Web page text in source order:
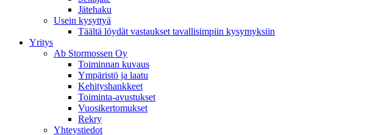
Jätehaku
Usein kysyttyä
Täältä löydät vastaukset tavallisimpiin kysymyksiin
Yritys
Ab Stormossen Oy
Toiminnan kuvaus
Ympäristö ja laatu
Kehityshankkeet
Toiminta-avustukset
Vuosikertomukset
Rekry
Yhteystiedot